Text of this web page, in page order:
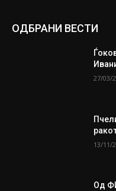
ОДБРАНИ ВЕСТИ
27/03/
13/11/
Од